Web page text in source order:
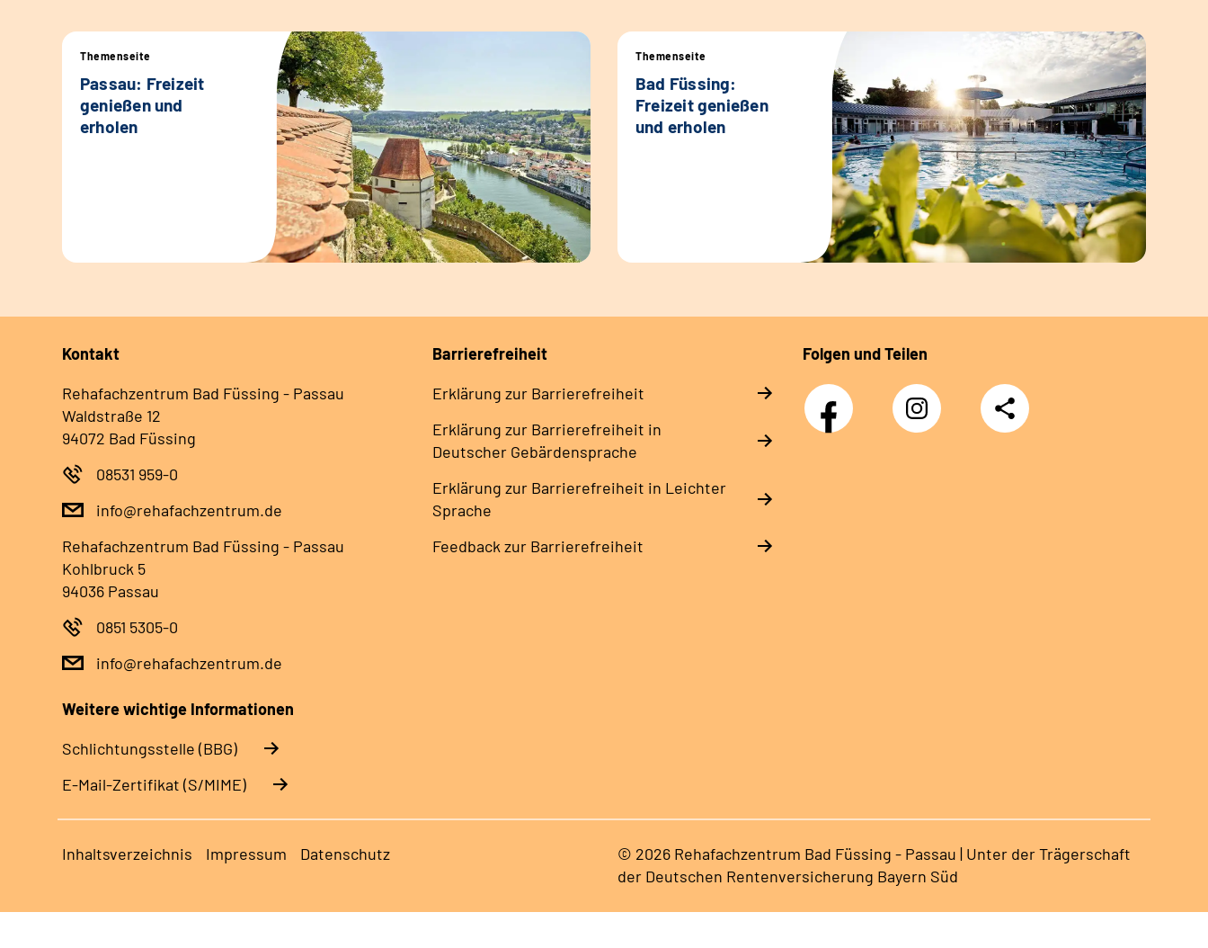
Themenseite
Passau: Freizeit
genießen und
erholen
Themenseite
Bad Füssing:
Freizeit genießen
und erholen
Kontakt
Rehafachzentrum Bad Füssing - Passau
Waldstraße 12
94072 Bad Füssing
08531 959-0
info@rehafachzentrum.de
Rehafachzentrum Bad Füssing - Passau
Kohlbruck 5
94036 Passau
0851 5305-0
info@rehafachzentrum.de
Barrierefreiheit
Erklärung zur Barrierefreiheit
Erklärung zur Barrierefreiheit in
Deutscher Gebärdensprache
Erklärung zur Barrierefreiheit in Leichter
Sprache
Feedback zur Barrierefreiheit
Folgen und Teilen
Facebook Instagram
Teilen
Weitere wichtige Informationen
Schlichtungsstelle (BBG)
E-Mail-Zertifikat (S/MIME)
Inhaltsverzeichnis Impressum Datenschutz
© 2026 Rehafachzentrum Bad Füssing - Passau | Unter der Trägerschaft
der Deutschen Rentenversicherung Bayern Süd